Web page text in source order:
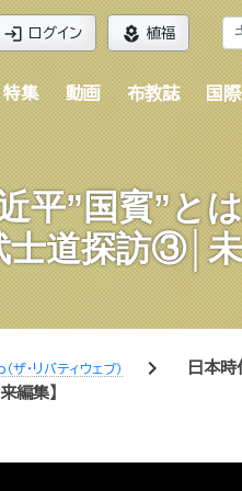
login ログイン local_florist 植福
特集 動画 布教誌 国
平”国賓”と
道探訪③│未
・リバティウェブ） chevron_right
日本時
編集】